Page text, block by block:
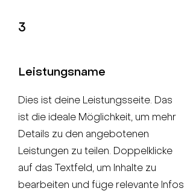
3
Leistungsname
Dies ist deine Leistungsseite. Das
ist die ideale Möglichkeit, um mehr
Details zu den angebotenen
Leistungen zu teilen. Doppelklicke
auf das Textfeld, um Inhalte zu
bearbeiten und füge relevante Infos